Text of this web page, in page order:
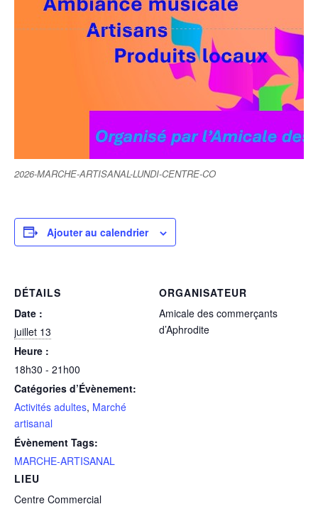
2026-MARCHE-ARTISANAL-LUNDI-CENTRE-CO
Ajouter au calendrier
DÉTAILS
Date :
juillet 13
Heure :
18h30 - 21h00
Catégories d’Évènement:
Activités adultes, Marché
artisanal
Évènement Tags:
MARCHE-ARTISANAL
LIEU
Centre Commercial
ORGANISATEUR
Amicale des commerçants
d’Aphrodite